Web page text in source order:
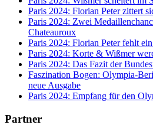
Paris 2024: Florian Peter zittert
Paris 2024: Zwei
Chateauroux
Paris 2024: Florian Peter fehlt
Paris 2024: Korte & Wißmer
Paris 2024: Das Fazit der
Faszination Bogen: Olympia-
neue Ausgabe
Paris 2024: Empfang für den
Partner